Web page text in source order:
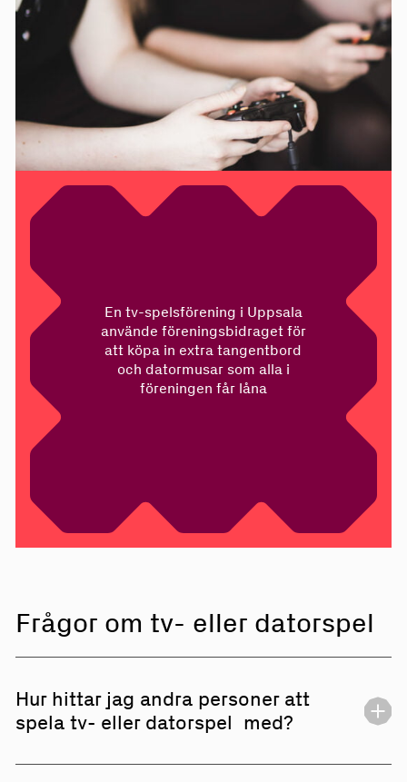
En tv-spelsförening i Uppsala
använde föreningsbidraget för
att köpa in extra tangentbord
och datormusar som alla i
föreningen får låna
Frågor om tv- eller datorspel
Hur hittar jag andra personer att
spela tv- eller datorspel med?